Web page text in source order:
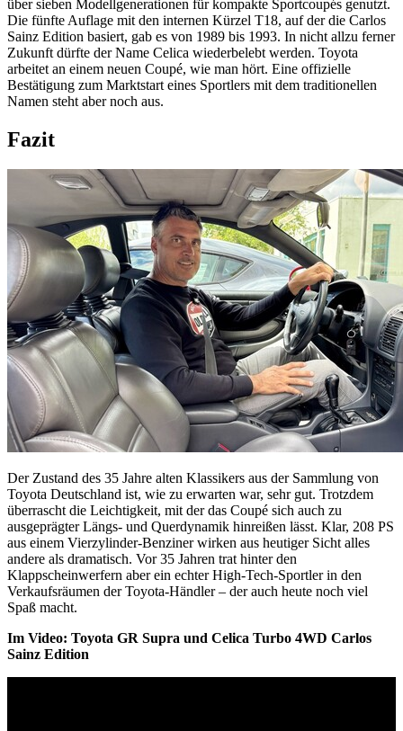
über sieben Modellgenerationen für kompakte Sportcoupés genutzt.
Die fünfte Auflage mit den internen Kürzel T18, auf der die Carlos
Sainz Edition basiert, gab es von 1989 bis 1993. In nicht allzu ferner
Zukunft dürfte der Name Celica wiederbelebt werden. Toyota
arbeitet an einem neuen Coupé, wie man hört. Eine offizielle
Bestätigung zum Marktstart eines Sportlers mit dem traditionellen
Namen steht aber noch aus.
Fazit
Der Zustand des 35 Jahre alten Klassikers aus der Sammlung von
Toyota Deutschland ist, wie zu erwarten war, sehr gut. Trotzdem
überrascht die Leichtigkeit, mit der das Coupé sich auch zu
ausgeprägter Längs- und Querdynamik hinreißen lässt. Klar, 208 PS
aus einem Vierzylinder-Benziner wirken aus heutiger Sicht alles
andere als dramatisch. Vor 35 Jahren trat hinter den
Klappscheinwerfern aber ein echter High-Tech-Sportler in den
Verkaufsräumen der Toyota-Händler – der auch heute noch viel
Spaß macht.
Im Video: Toyota GR Supra und Celica Turbo 4WD Carlos
Sainz Edition